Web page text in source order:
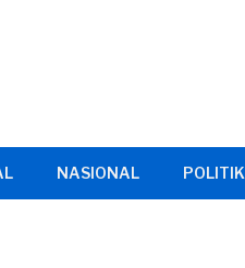
NASIONAL POLITIK